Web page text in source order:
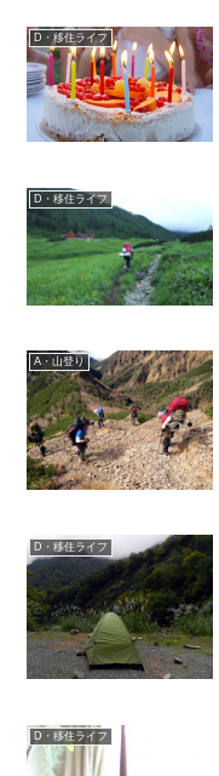
D・移住ライフ
D・移住ライフ
A・山登り
D・移住ライフ
D・移住ライフ